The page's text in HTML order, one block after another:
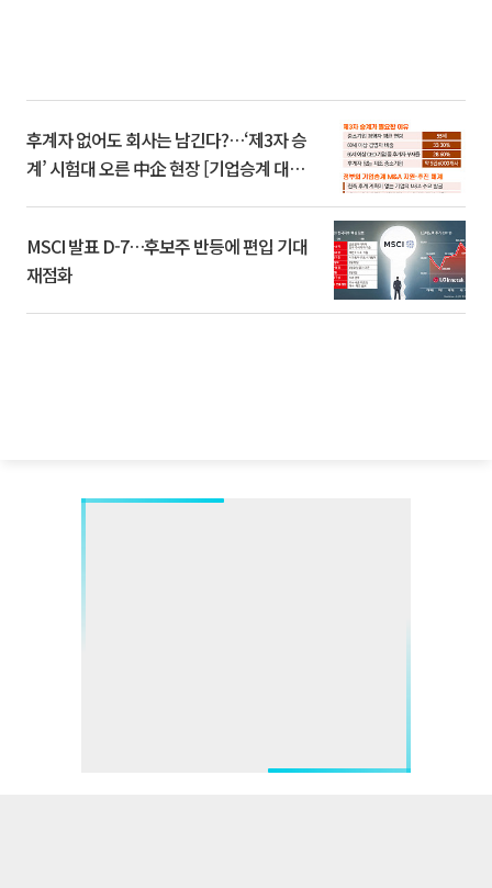
후계자 없어도 회사는 남긴다?…‘제3자 승
계’ 시험대 오른 中企 현장 [기업승계 대전
MSCI 발표 D-7…후보주 반등에 편입 기대
재점화